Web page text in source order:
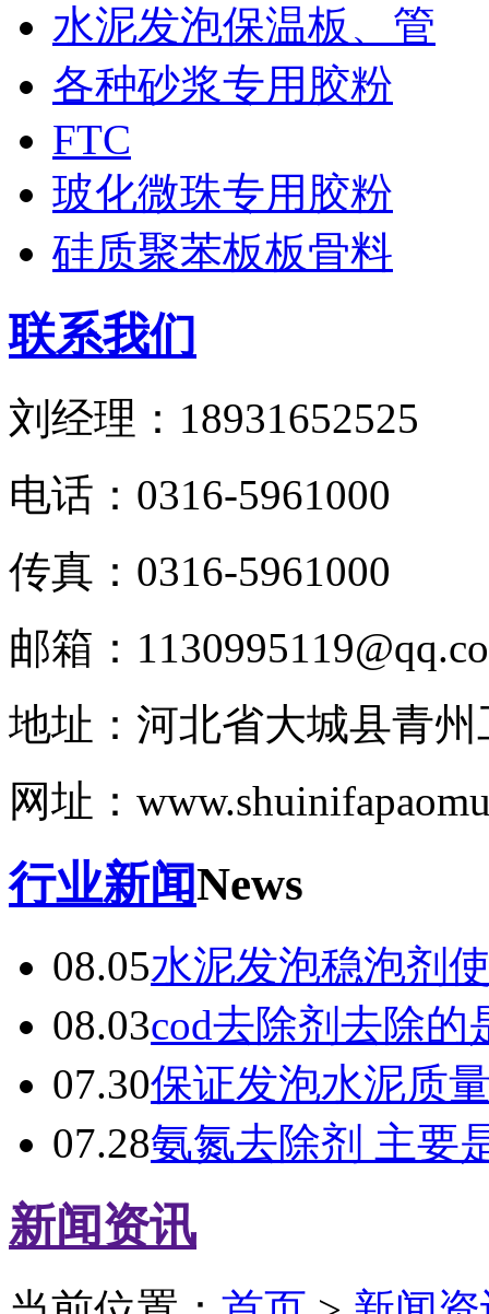
水泥发泡保温板、管
各种砂浆专用胶粉
FTC
玻化微珠专用胶粉
硅质聚苯板板骨料
联系我们
刘经理：18931652525
电话：0316-5961000
传真：0316-5961000
邮箱：
地址：河北省大城县青州
网址：
行业新闻News
08.05水泥发泡稳泡剂
08.03cod去除剂去除的
07.30保证发泡水泥质
07.28氨氮去除剂 主要
新闻资讯